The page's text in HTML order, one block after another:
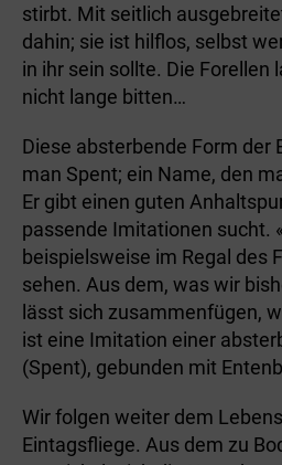
stirbt. Mit seitlich
dahin; sie ist hilflos, selbst
in ihr sein sollte. Die Forellen
nicht lange bitten…
Diese absterbende Form der
man Spent; ein Name, den
Er gibt einen guten
passende Imitationen sucht.
beispielsweise im Regal des
sehen. Aus dem, was wir
lässt sich zusammenfügen,
ist eine Imitation einer
(Spent), gebunden mit
Wir folgen weiter dem
Eintagsfliege. Aus dem zu